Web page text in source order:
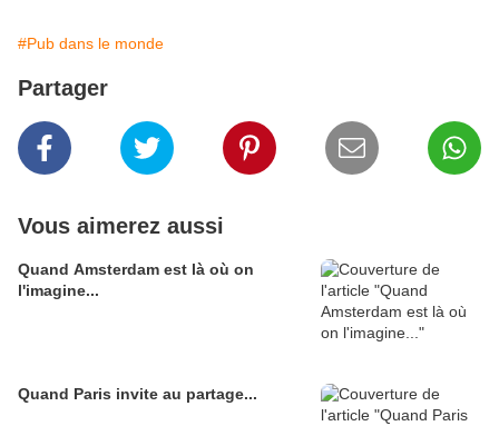
#Pub dans le monde
Partager
Vous aimerez aussi
Quand Amsterdam est là où on
l'imagine...
Quand Paris invite au partage...